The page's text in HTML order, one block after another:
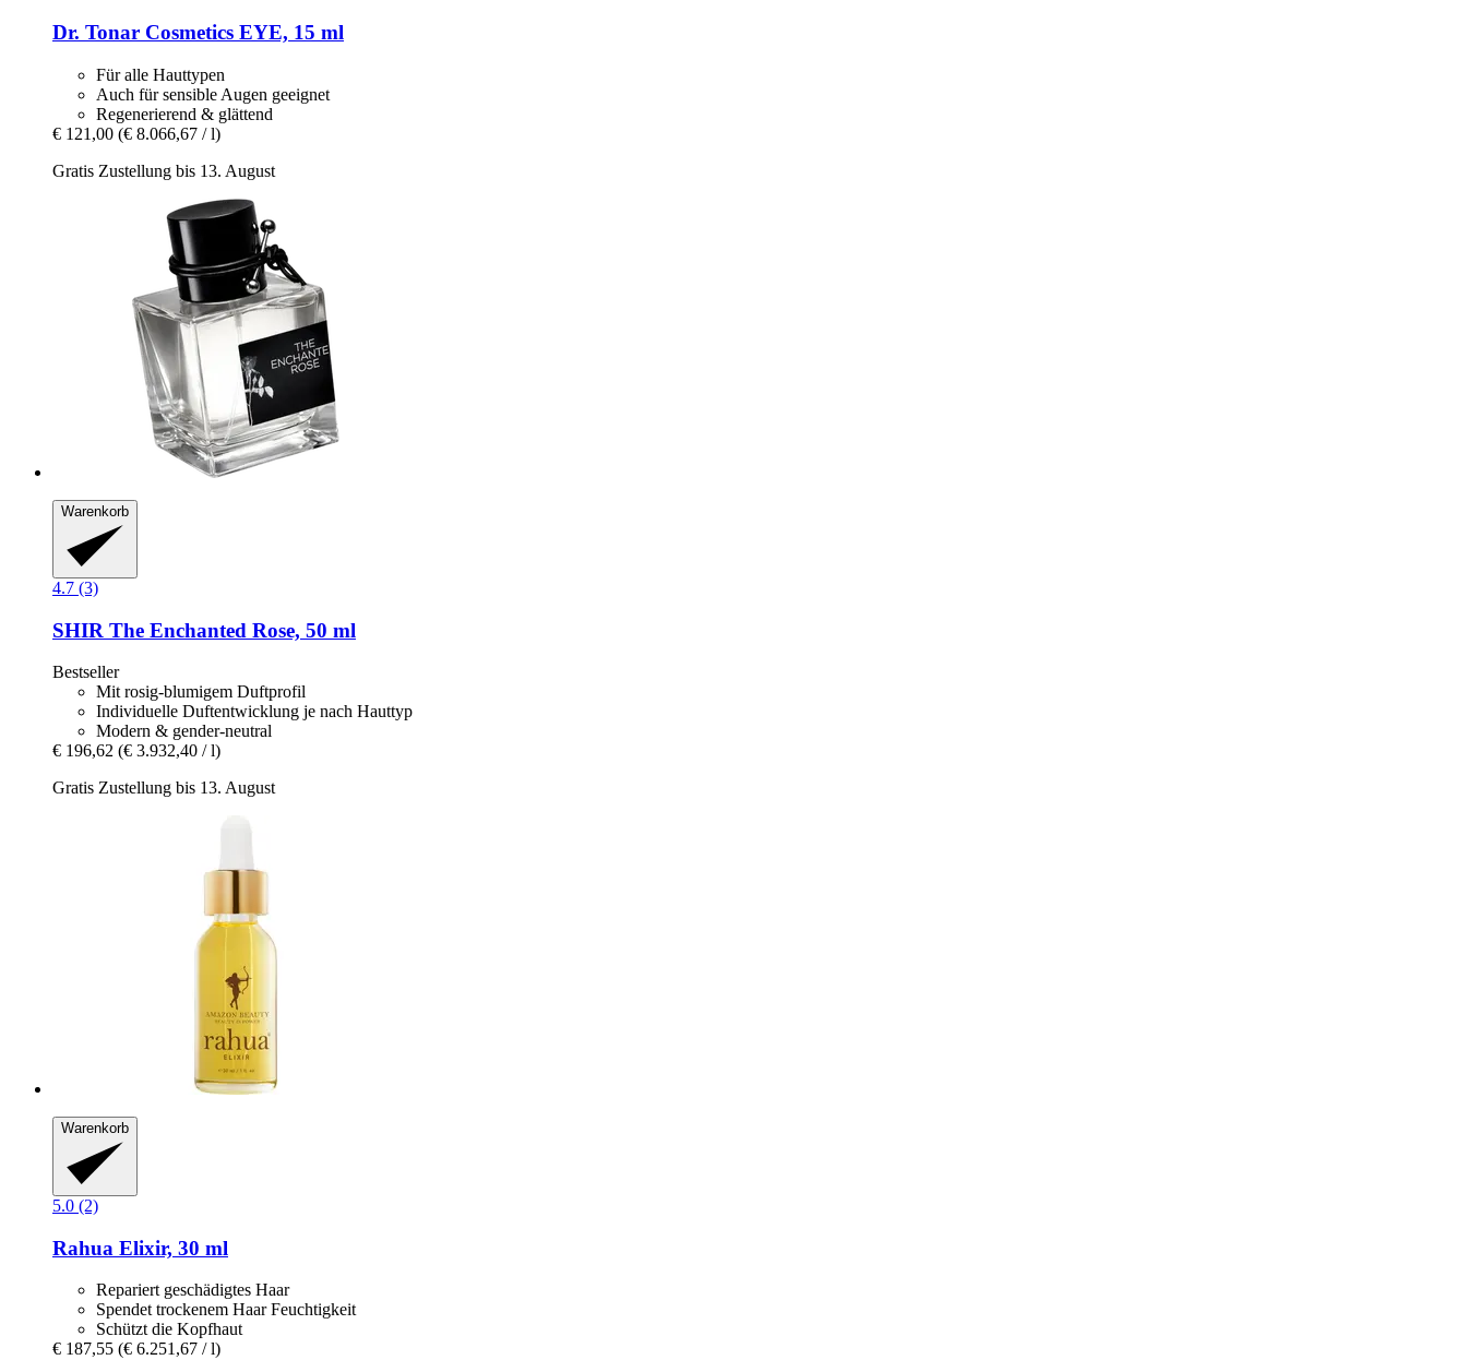
Dr. Tonar Cosmetics EYE, 15 ml
Für alle Hauttypen
Auch für sensible Augen geeignet
Regenerierend & glättend
€ 121,00 (€ 8.066,67 / l)
Gratis Zustellung bis 13. August
Warenkorb
4.7 (3)
SHIR The Enchanted Rose, 50 ml
Bestseller
Mit rosig-blumigem Duftprofil
Individuelle Duftentwicklung je nach Hauttyp
Modern & gender-neutral
€ 196,62 (€ 3.932,40 / l)
Gratis Zustellung bis 13. August
Warenkorb
5.0 (2)
Rahua Elixir, 30 ml
Repariert geschädigtes Haar
Spendet trockenem Haar Feuchtigkeit
Schützt die Kopfhaut
€ 187,55 (€ 6.251,67 / l)